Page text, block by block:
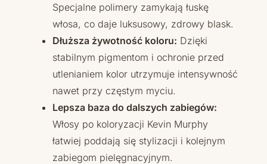
Specjalne polimery zamykają łuskę
włosa, co daje luksusowy, zdrowy blask.
Dłuższa żywotność koloru: Dzięki
stabilnym pigmentom i ochronie przed
utlenianiem kolor utrzymuje intensywność
nawet przy częstym myciu.
Lepsza baza do dalszych zabiegów:
Włosy po koloryzacji Kevin Murphy
łatwiej poddają się stylizacji i kolejnym
zabiegom pielęgnacyjnym.